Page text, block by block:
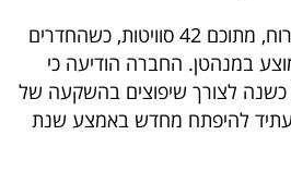
המלון כולל 117 חדרי אירוח, מתוכם 42 סוויטות, כשהחדרים
במנהטן. החברה הודיעה כי
כשנה לצורך שיפוצים בהשקעה של
עתיד להיפתח מחדש באמצע שנת